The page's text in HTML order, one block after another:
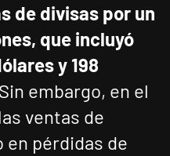
de divisas por un
que incluyó
y 198
Sin embargo, en el
ventas de
en pérdidas de